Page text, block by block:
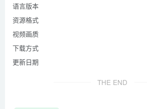
语言版本
资源格式
视频画质
下载方式
更新日期
THE END